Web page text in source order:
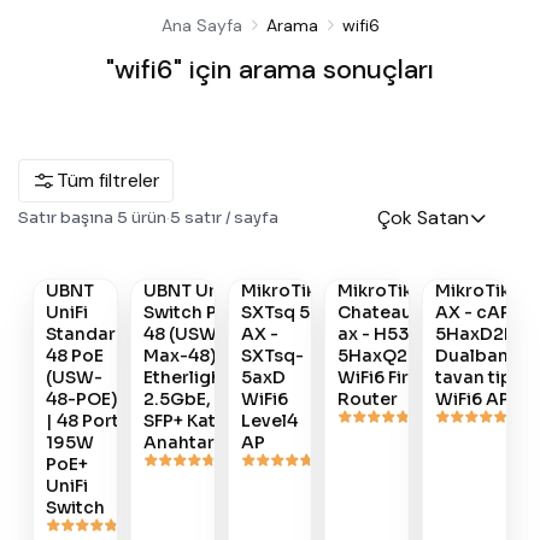
Ana Sayfa Arama wifi6
"wifi6" için arama sonuçları
Tüm filtreler
Satır başına 5 ürün·5 satır / sayfa Çok Satan
#861
Satın
UBNT
UniFi
Standard
48 PoE
(USW-
48-POE)
| 48 Port
195W
PoE+
UniFi
Switch
#852
UBNT UniFi
Switch Pro Max
48 (USW-Pro-
Max-48) |
Etherlighting™,
2.5GbE, 10G
SFP+ Katman 3
Anahtar
#422
Satın
MikroTik
SXTsq 5
AX -
SXTsq-
5axD
WiFi6
Level4
AP
#416
Satın
MikroTik
Chateau PRO
ax - H53UiG-
5HaxQ2HaxQ
WiFi6 Firewall
Router
#401
Satın
MikroTik
AX - cAPGi-
Dualband
tavan tipi
WiFi6 AP